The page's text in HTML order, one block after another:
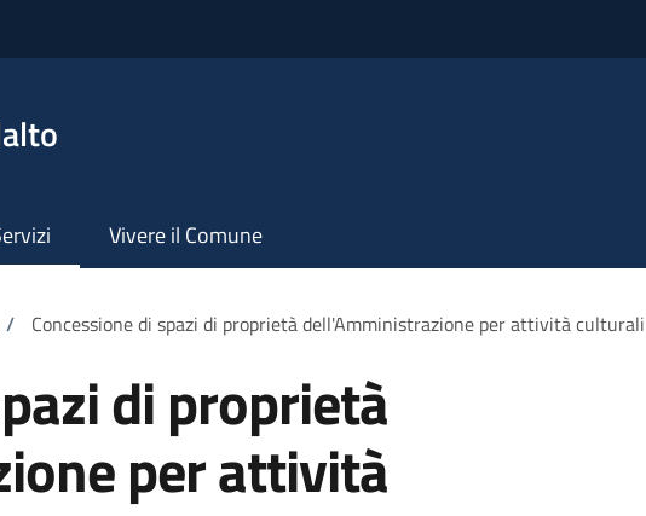
Vivere il Comune
/ Concessione di spazi di proprietà dell'Amministrazione per attività culturali
di proprietà
per attività